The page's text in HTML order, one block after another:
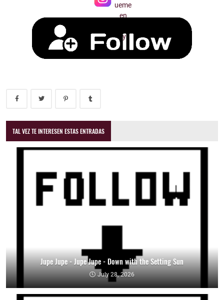
TAL VEZ TE INTERESEN ESTAS ENTRADAS
Jupe Jupe - Jupe Jupe - Down with the Setting Sun
July 28, 2026